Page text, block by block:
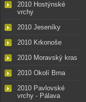
2010 Hostýnské
vrchy
2010 Jeseníky
2010 Krkonoše
2010 Moravský kras
2010 Okolí Brna
2010 Pavlovské
vrchy - Pálava